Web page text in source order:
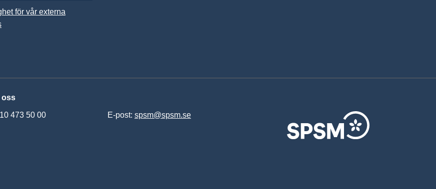
för vår externa
oss
473 50 00 E-post: spsm@spsm.se